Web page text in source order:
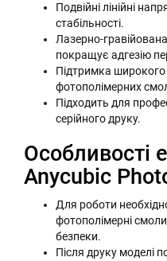
Подвійні лінійні
стабільності.
Лазерно-
покращує адгезію
Підтримка широкого
фотополімерних
Підходить для
серійного друку.
Особливості
Anycubic
Для роботи
фотополімерні
безпеки.
Після друку моделі